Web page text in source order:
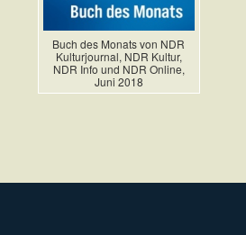
Buch des Monats von NDR
Kulturjournal, NDR Kultur,
NDR Info und NDR Online,
Juni 2018